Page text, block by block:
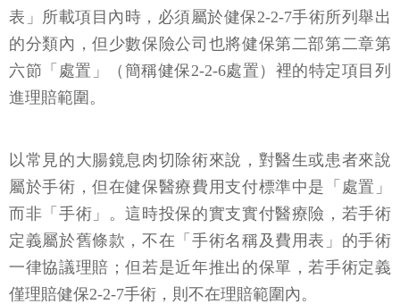
表」所載項目內時，必須屬於健保2-2-7手術所列舉出
的分類內，但少數保險公司也將健保第二部第二章第
六節「處置」（簡稱健保2-2-6處置）裡的特定項目列
進理賠範圍。
以常見的大腸鏡息肉切除術來說，對醫生或患者來說
屬於手術，但在健保醫療費用支付標準中是「處置」
而非「手術」。這時投保的實支實付醫療險，若手術
定義屬於舊條款，不在「手術名稱及費用表」的手術
一律協議理賠；但若是近年推出的保單，若手術定義
僅理賠健保2-2-7手術，則不在理賠範圍內。